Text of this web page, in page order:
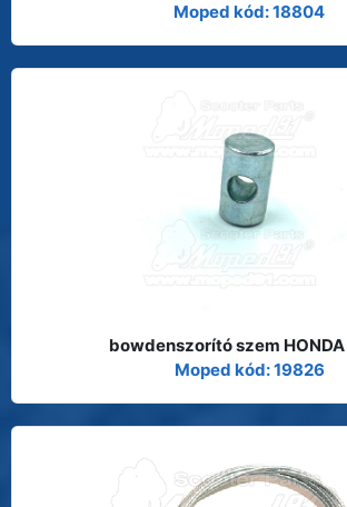
Moped kód: 18804
bowdenszorító szem
Moped kód: 19826